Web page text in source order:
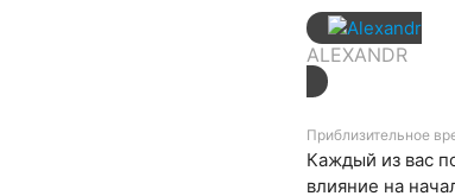
ALEXANDR
Приблизительное
Каждый из вас
влияние на